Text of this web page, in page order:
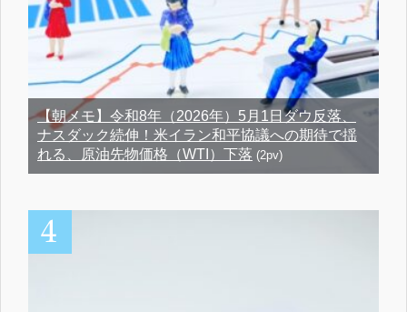
【朝メモ】令和8年（2026年）5月1日ダウ反落、
ナスダック続伸！米イラン和平協議への期待で揺
れる、原油先物価格（WTI）下落 (2pv)